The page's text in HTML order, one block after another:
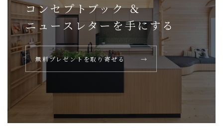
コンセプトブック ＆
ニュースレターを手にする
無料プレゼントを取り寄せる →